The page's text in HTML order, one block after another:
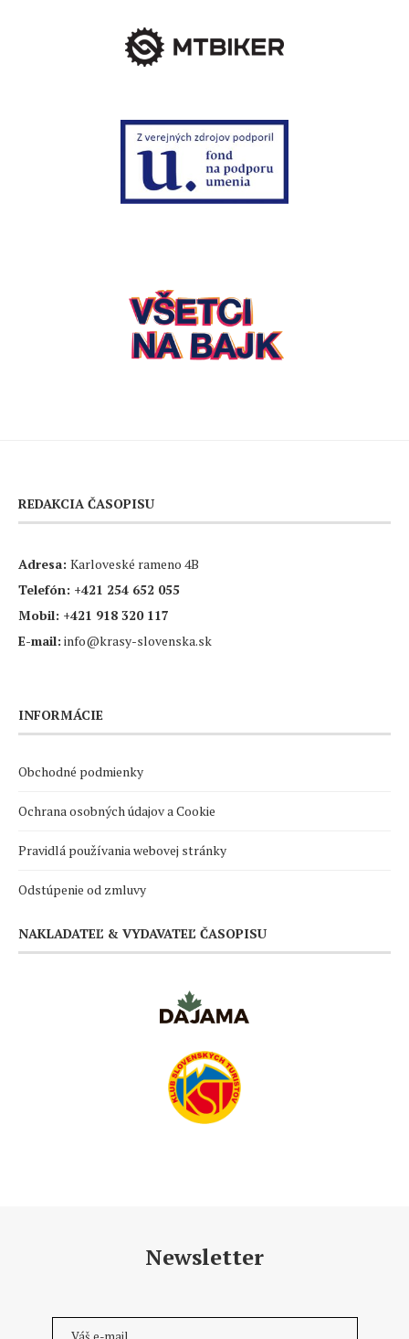
REDAKCIA ČASOPISU
Adresa: Karloveské rameno 4B
Telefón: +421 254 652 055
Mobil: +421 918 320 117
E-mail: info@krasy-slovenska.sk
INFORMÁCIE
Obchodné podmienky
Ochrana osobných údajov a Cookie
Pravidlá používania webovej stránky
Odstúpenie od zmluvy
NAKLADATEĽ & VYDAVATEĽ ČASOPISU
Newsletter